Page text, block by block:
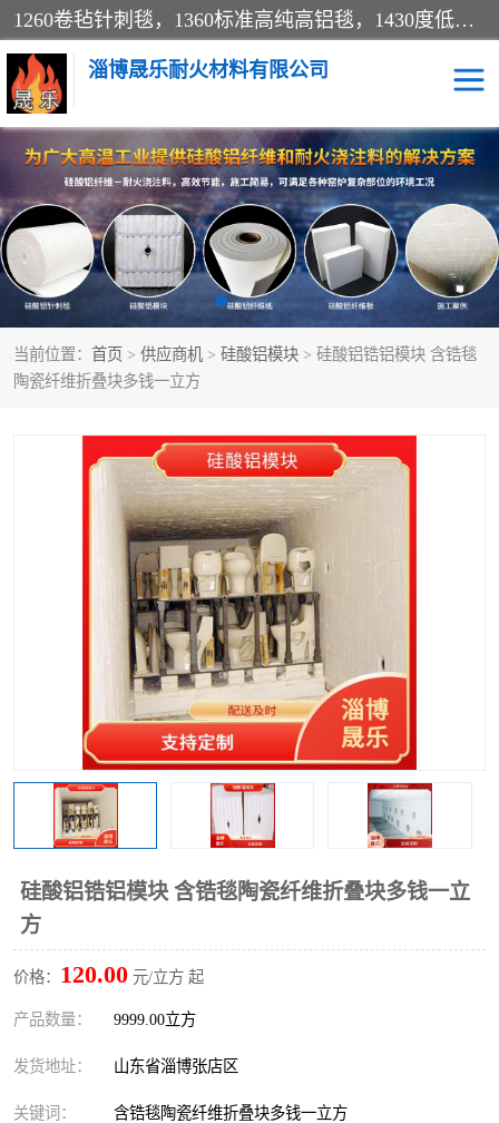
1260卷毡针刺毯，1360标准高纯高铝毯，1430度低锆锆铝含锆毯，普通挡渣棉卷毡，防火纸、挡火板、隔热垫片模块、棉块、折叠块、散棉高温固化剂价格规格密度多少钱图片视频立方平米参数指标
淄博晟乐耐火材料有限公司
当前位置： 首页 > 供应商机 > 硅酸铝模块 > 硅酸铝锆铝模块 含锆毯
陶瓷纤维折叠块多钱一立方
硅酸铝锆铝模块 含锆毯陶瓷纤维折叠块多钱一立
方
价格： 120.00 元/立方 起
产品数量： 9999.00立方
发货地址： 山东省淄博张店区
关键词： 含锆毯陶瓷纤维折叠块多钱一立方
硅酸铝挡渣棉 硅酸铝纤维纸
硅酸铝挡火板 高铝毯
含锆毯 硅酸铝折叠块
硅酸铝散棉 硅酸铝纤维毯
硅酸铝纤维毡 硅酸铝模块
硅酸铝保温棉 硅酸铝板